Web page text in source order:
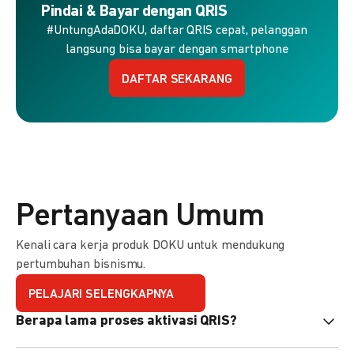
Pindai & Bayar dengan QRIS
#UntungAdaDOKU, daftar QRIS cepat, pelanggan
langsung bisa bayar dengan smartphone
DAFTAR SEKARANG
Pertanyaan Umum
Kenali cara kerja produk DOKU untuk mendukung
pertumbuhan bisnismu.
PELAJARI SELENGKAPNYA
Berapa lama proses aktivasi QRIS?